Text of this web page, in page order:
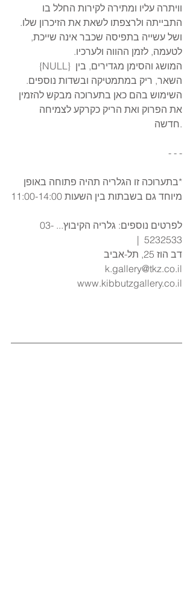
וויתרה עליו ומתירה לקירות החלל בו
התבייתה ולרצפתו לשאת את הזיכרון שלו.
ושל עשייה בתפיסה שכבר אינה שייכת,
לטעמה, לזמן ההווה ולערכיו.
{NULL} המושג והסימן מגדירים, בין
השאר, ריק במתמטיקה ובשדות נוספים.
השימוש בהם כאן בתערוכה מבקש להזמין
את הפרוק ואת הריק כקרקע לצמיחה
חדשה.
- - -
*בתערוכה זו הגלריה תהיה פתוחה באופן
מיוחד גם בשבתות בין השעות 11:00-14:00
לפרטים נוספים: גלריה הקיבוץ... 03-
5232533  |
דב הוז 25, תל-אביב
  k.gallery@tkz.co.il
www.kibbutzgallery.co.il